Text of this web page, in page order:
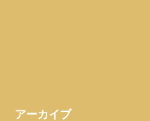
アーカイブ